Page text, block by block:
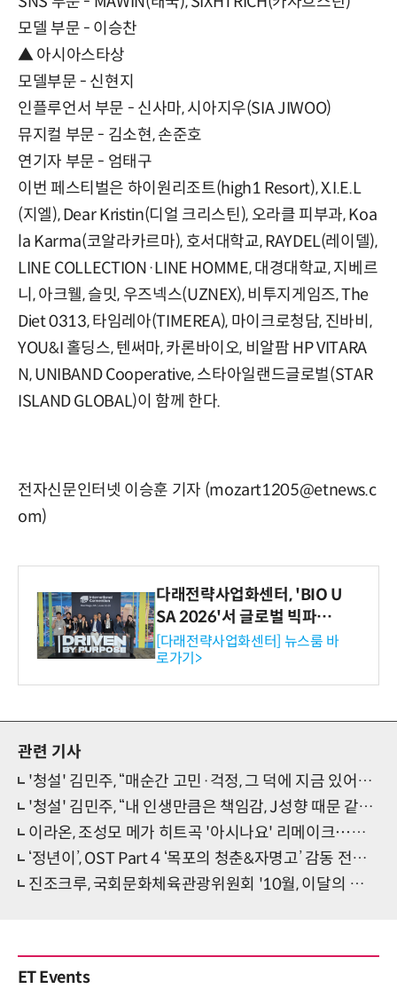
모델 부문 - 이승찬
▲ 아시아스타상
모델부문 - 신현지
인플루언서 부문 - 신사마, 시아지우(SIA JIWOO)
뮤지컬 부문 - 김소현, 손준호
연기자 부문 - 엄태구
이번 페스티벌은 하이원리조트(high1 Resort), X.I.E.L
(지엘), Dear Kristin(디얼 크리스틴), 오라클 피부과, Koa
la Karma(코알라카르마), 호서대학교, RAYDEL(레이델),
LINE COLLECTION·LINE HOMME, 대경대학교, 지베르
니, 아크웰, 슬밋, 우즈넥스(UZNEX), 비투지게임즈, The
Diet 0313, 타임레아(TIMEREA), 마이크로청담, 진바비,
YOU&I 홀딩스, 텐써마, 카론바이오, 비알팜 HP VITARA
N, UNIBAND Cooperative, 스타아일랜드글로벌(STAR
ISLAND GLOBAL)이 함께 한다.
전자신문인터넷 이승훈 기자 (mozart1205@etnews.c
om)
다래전략사업화센터, 'BIO U
SA 2026'서 글로벌 빅파마
와의 비즈니스 미팅 지원…K
-바이오 해외 진출 교두보 확
보
[다래전략사업화센터] 뉴스룸 바
로가기>
관련 기사
'청설' 김민주, “매순간 고민·걱정, 그 덕에 지금 있어…아이즈원·팬들 감사”
'청설' 김민주, “내 인생만큼은 책임감, J성향 때문 같기도”
이라온, 조성모 메가 히트곡 '아시나요' 리메이크⋯감동 재현
‘정년이’, OST Part 4 ‘목포의 청춘&자명고’ 감동 전한다
진조크루, 국회문화체육관광위원회 '10월, 이달의 인플루언서' 수상
ET Events